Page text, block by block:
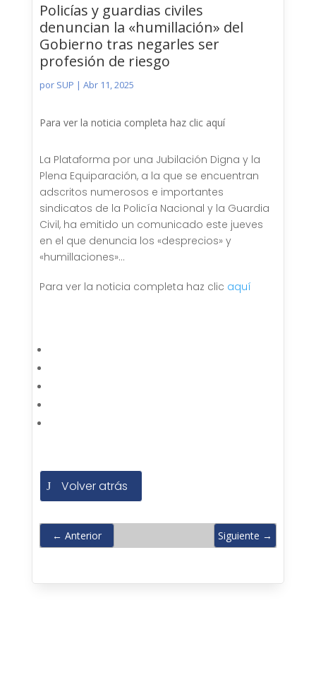
Policías y guardias civiles
denuncian la «humillación» del
Gobierno tras negarles ser
profesión de riesgo
por SUP | Abr 11, 2025
Para ver la noticia completa haz clic aquí
La Plataforma por una Jubilación Digna y la
Plena Equiparación, a la que se encuentran
adscritos numerosos e importantes
sindicatos de la Policía Nacional y la Guardia
Civil, ha emitido un comunicado este jueves
en el que denuncia los «desprecios» y
«humillaciones»…
Para ver la noticia completa haz clic aquí
Volver atrás
← Anterior Siguiente →